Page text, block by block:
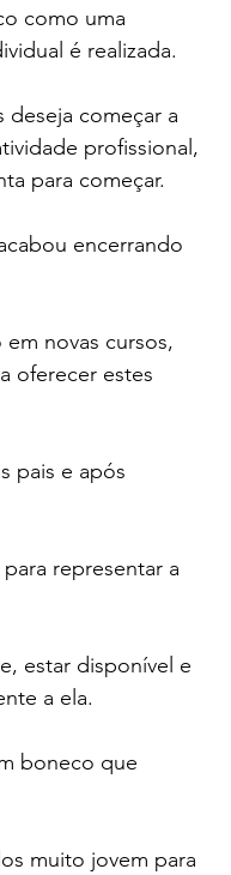
como uma
é realizada.
começar a
profissional,
para começar.
encerrando
novas cursos,
oferecer estes
pais e após
representar a
estar disponível e
a ela.
boneco que
muito jovem para